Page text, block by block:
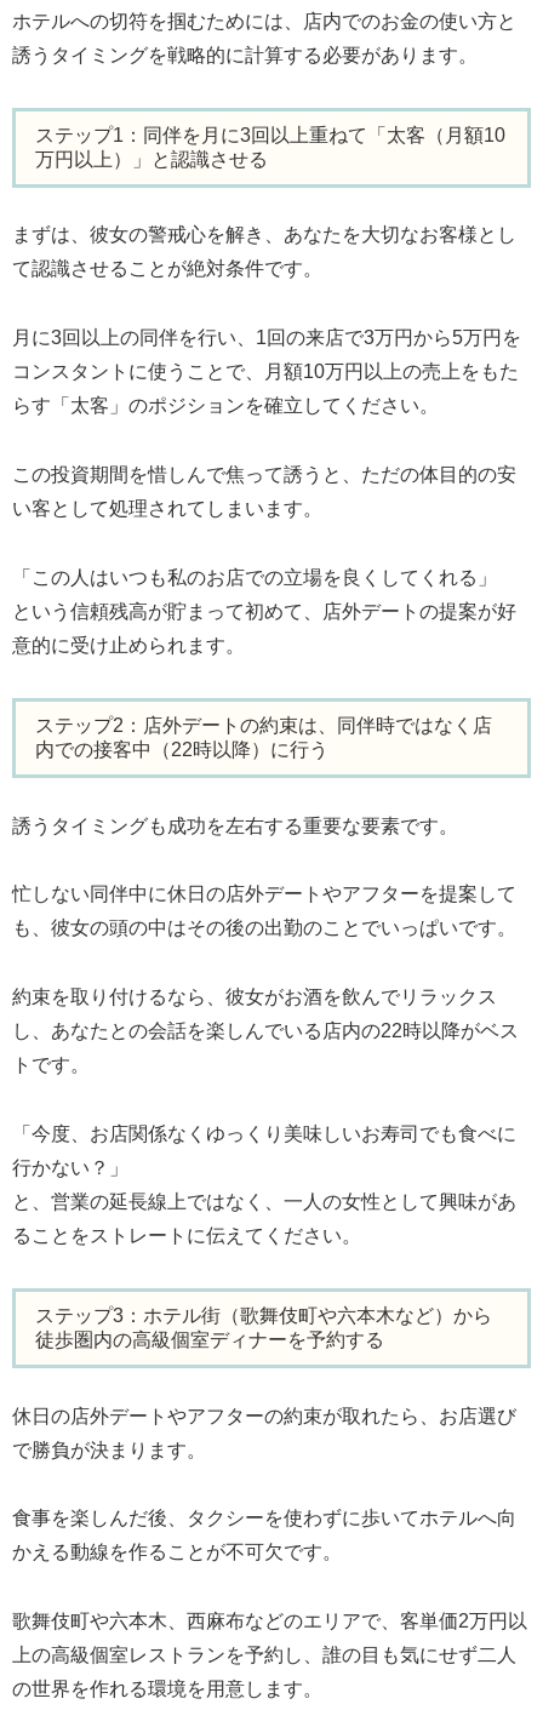
ホテルへの切符を掴むためには、店内でのお金の使い方と
誘うタイミングを戦略的に計算する必要があります。
ステップ1：同伴を月に3回以上重ねて「太客（月額10
万円以上）」と認識させる
まずは、彼女の警戒心を解き、あなたを大切なお客様とし
て認識させることが絶対条件です。
月に3回以上の同伴を行い、1回の来店で3万円から5万円を
コンスタントに使うことで、月額10万円以上の売上をもた
らす「太客」のポジションを確立してください。
この投資期間を惜しんで焦って誘うと、ただの体目的の安
い客として処理されてしまいます。
「この人はいつも私のお店での立場を良くしてくれる」
という信頼残高が貯まって初めて、店外デートの提案が好
意的に受け止められます。
ステップ2：店外デートの約束は、同伴時ではなく店
内での接客中（22時以降）に行う
誘うタイミングも成功を左右する重要な要素です。
忙しない同伴中に休日の店外デートやアフターを提案して
も、彼女の頭の中はその後の出勤のことでいっぱいです。
約束を取り付けるなら、彼女がお酒を飲んでリラックス
し、あなたとの会話を楽しんでいる店内の22時以降がベス
トです。
「今度、お店関係なくゆっくり美味しいお寿司でも食べに
行かない？」
と、営業の延長線上ではなく、一人の女性として興味があ
ることをストレートに伝えてください。
ステップ3：ホテル街（歌舞伎町や六本木など）から
徒歩圏内の高級個室ディナーを予約する
休日の店外デートやアフターの約束が取れたら、お店選び
で勝負が決まります。
食事を楽しんだ後、タクシーを使わずに歩いてホテルへ向
かえる動線を作ることが不可欠です。
歌舞伎町や六本木、西麻布などのエリアで、客単価2万円以
上の高級個室レストランを予約し、誰の目も気にせず二人
の世界を作れる環境を用意します。